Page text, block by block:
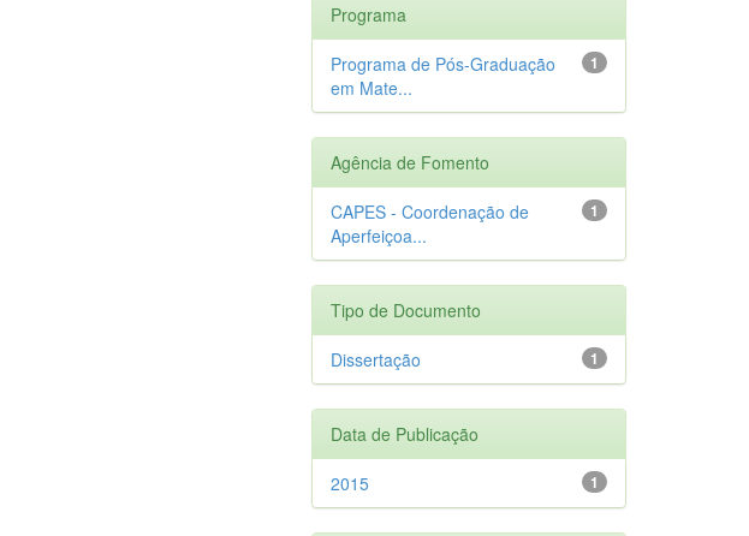
Programa
1
Programa de Pós-Graduação
em Mate...
Agência de Fomento
1
CAPES - Coordenação de
Aperfeiçoa...
Tipo de Documento
1
Dissertação
Data de Publicação
1
2015